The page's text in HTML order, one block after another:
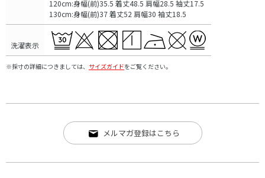
120cm:身幅(前)35.5 着丈48.5 肩幅28.5 袖丈17.5
130cm:身幅(前)37 着丈52 肩幅30 袖丈18.5
洗濯表示
※採寸の詳細につきましては、 サイズガイドをご覧ください。
メルマガ登録はこちら